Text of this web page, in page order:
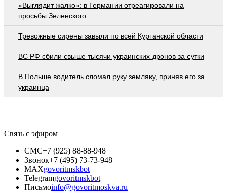
«Выглядит жалко»: в Германии отреагировали на
просьбы Зеленского
Тревожные сирены завыли по всей Курганской области
ВС РФ сбили свыше тысячи украинских дронов за сутки
В Польше водитель сломал руку земляку, приняв его за
украинца
Связь с эфиром
СМС+7 (925) 88-88-948
Звонок+7 (495) 73-73-948
MAXgovoritmskbot
Telegramgovoritmskbot
Письмоinfo@govoritmoskva.ru